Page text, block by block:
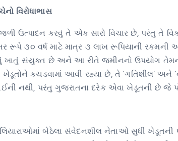
વિરોધાભાસ
ઉત્પાદન કરવું તે એક સારો વિચાર છે, પરંતુ તે
રૂપે ૩૦ વર્ષ માટે માત્ર ૩ લાખ રૂપિયાની
ખાતું સંયુક્ત છે અને આ રીતે જમીનનો ઉપયોગ
કચડવામાં આવી રહ્યા છે, તે ‘ગતિશીલ’ અને
નથી, પરંતુ ગુજરાતના દરેક એવા ખેડૂતની છે જે
બેઠેલા સંવેદનશીલ નેતાઓ સુધી ખેડૂતની